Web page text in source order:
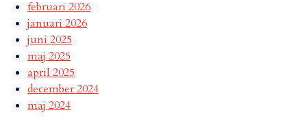
februari 2026
januari 2026
juni 2025
maj 2025
april 2025
december 2024
maj 2024